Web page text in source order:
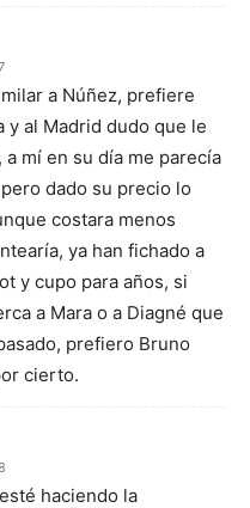
a Núñez, prefiere
y al Madrid dudo que le
mí en su día me parecía
dado su precio lo
costara menos
ya han fichado a
y cupo para años, si
a Mara o a Diagné que
prefiero Bruno
cierto.
haciendo la